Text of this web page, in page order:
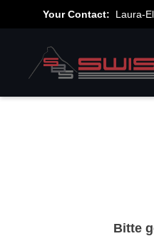
Your Contact: Laura-
Bitte